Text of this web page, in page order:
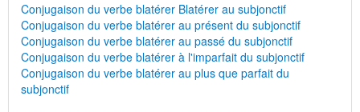
Conjugaison du verbe blatérer Blatérer au subjonctif
Conjugaison du verbe blatérer au présent du subjonctif
Conjugaison du verbe blatérer au passé du subjonctif
Conjugaison du verbe blatérer à l'imparfait du subjonctif
Conjugaison du verbe blatérer au plus que parfait du
subjonctif